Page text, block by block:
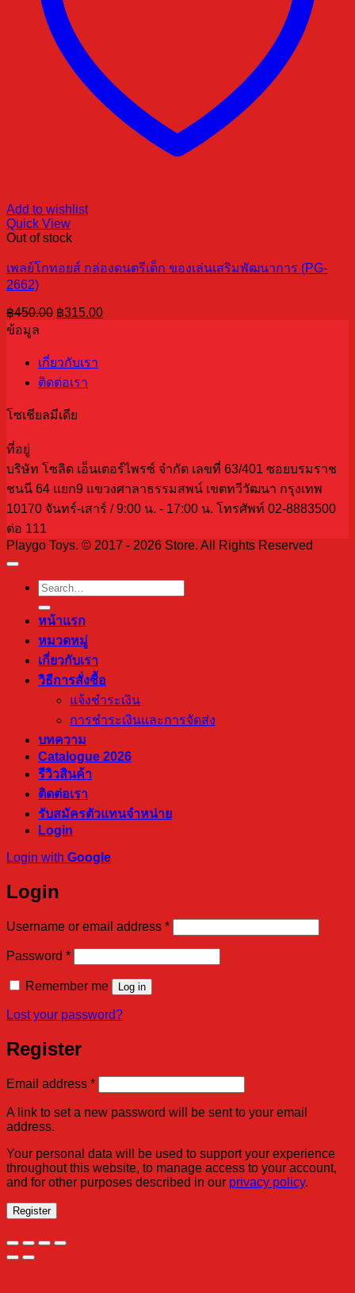
Add to wishlist
Quick View
Out of stock
เพลย์โกทอยส์ กล่องดนตรีเด็ก ของเล่นเสริมพัฒนาการ (PG-
2662)
฿450.00 Original
฿450.00.
฿315.00Current
ข้อมูล
เกี่ยวกับเรา
ติดต่อเรา
โซเชียลมีเดีย
ที่อยู่
บริษัท โซลิด เอ็นเตอร์ไพรซ์ จำกัด เลขที่ 63/401 ซอยบรมราช
ชนนี 64 แยก9 แขวงศาลาธรรมสพน์ เขตทวีวัฒนา กรุงเทพ
10170 จันทร์-เสาร์ / 9:00 น. - 17:00 น. โทรศัพท์ 02-8883500
ต่อ 111
Playgo Toys. © 2017 - 2026 Store. All Rights Reserved
Search
for:
หน้าแรก
หมวดหมู่
เกี่ยวกับเรา
วิธีการสั่งซื้อ
แจ้งชำระเงิน
การชำระเงินและการจัดส่ง
บทความ
Catalogue 2026
รีวิวสินค้า
ติดต่อเรา
รับสมัครตัวแทนจำหน่าย
Login
Login with Google
Login
Username or email address *Required
Password *Required
Remember me Log in
Lost your password?
Register
Email address *Required
A link to set a new password will be sent to your email
address.
Your personal data will be used to support your experience
throughout this website, to manage access to your account,
and for other purposes described in our privacy policy.
Register